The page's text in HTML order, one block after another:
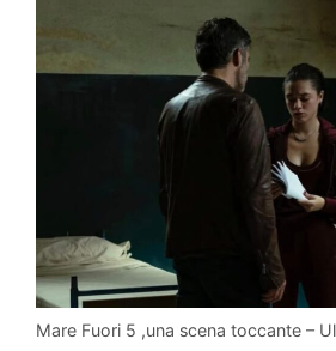
Mare Fuori 5 ,una scena toccante –